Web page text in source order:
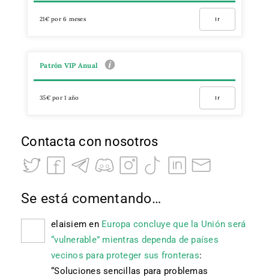
21€ por 6 meses Ir
Patrón VIP Anual
35€ por 1 año Ir
Contacta con nosotros
Se está comentando…
elaisiem en Europa concluye que la Unión será
“vulnerable” mientras dependa de países
vecinos para proteger sus fronteras:
“Soluciones sencillas para problemas